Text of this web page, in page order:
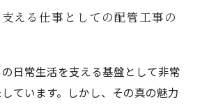
える仕事としての配管工事の
日常生活を支える基盤として非常
ています。しかし、その真の魅力